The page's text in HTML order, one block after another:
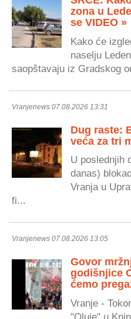
zona u
se VIDEO »
Kako će
naselju
saopštavaju iz Gradskog
Vranjenews 07.08.2026 13:31
Dug raste:
veća za tri
U poslednjih
danas)
Vranja u
fi...
Vranjenews 07.08.2026 13:05
Govor
godišnjice
ćemo
Vranje -
"Oluje" u